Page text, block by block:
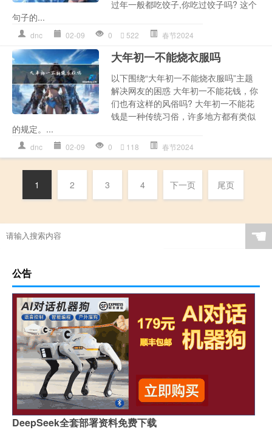
过年一般都吃饺子,你吃过饺子吗? 这个
句子的...
dnc 02-09 0 522 春节2024
大年初一不能烧衣服吗
以下围绕“大年初一不能烧衣服吗”主题
解决网友的困惑 大年初一不能花钱，你
们也有这样的风俗吗? 大年初一不能花
钱是一种传统习俗，许多地方都有类似
的规定。...
dnc 02-09 0 118 春节2024
1 2 3 4 下一页 尾页
☚
公告
DeepSeek全套部署资料免费下载